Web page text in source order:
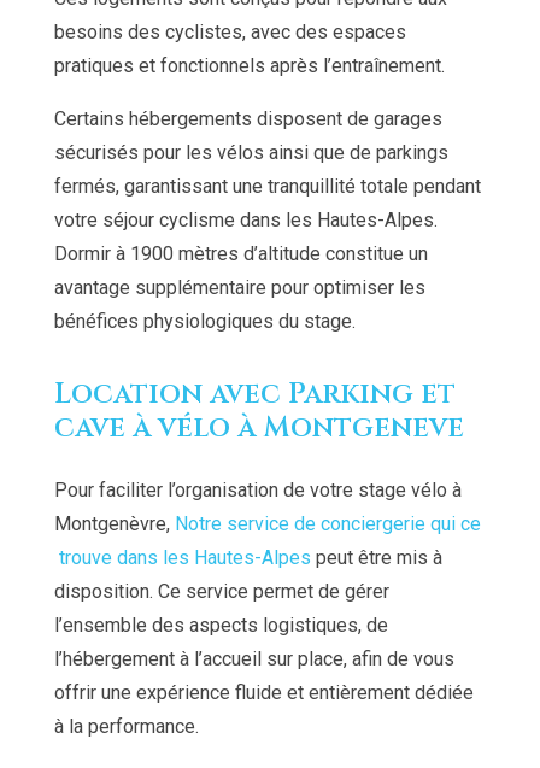
besoins des cyclistes, avec des espaces
pratiques et fonctionnels après l’entraînement.
Certains hébergements disposent de garages
sécurisés pour les vélos ainsi que de parkings
fermés, garantissant une tranquillité totale pendant
votre séjour cyclisme dans les Hautes-Alpes.
Dormir à 1900 mètres d’altitude constitue un
avantage supplémentaire pour optimiser les
bénéfices physiologiques du stage.
Location avec Parking et
cave à vélo à Montgeneve
Pour faciliter l’organisation de votre stage vélo à
Montgenèvre, Notre service de conciergerie qui ce
trouve dans les Hautes-Alpes peut être mis à
disposition. Ce service permet de gérer
l’ensemble des aspects logistiques, de
l’hébergement à l’accueil sur place, afin de vous
offrir une expérience fluide et entièrement dédiée
à la performance.